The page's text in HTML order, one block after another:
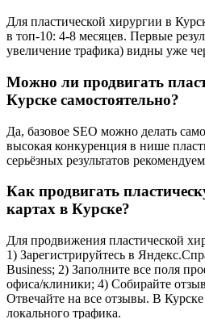
Для пластической хирургии в
в топ-10: 4-8 месяцев. Первые
увеличение трафика) видны уже
Можно ли продвигать
Курске самостоятельно?
Да, базовое SEO можно делать
высокая конкуренция в нише
серьёзных результатов
Как продвигать
картах в Курске?
Для продвижения пластической
1) Зарегистрируйтесь в
Business; 2) Заполните все поля
офиса/клиники; 4) Собирайте
Отвечайте на все отзывы. В
локального трафика.